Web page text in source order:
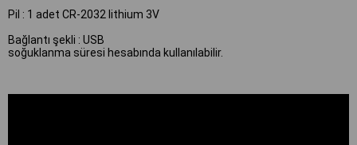
Pil : 1 adet CR-2032 lithium 3V
Bağlantı şekli : USB
soğuklanma süresi hesabında kullanılabilir.